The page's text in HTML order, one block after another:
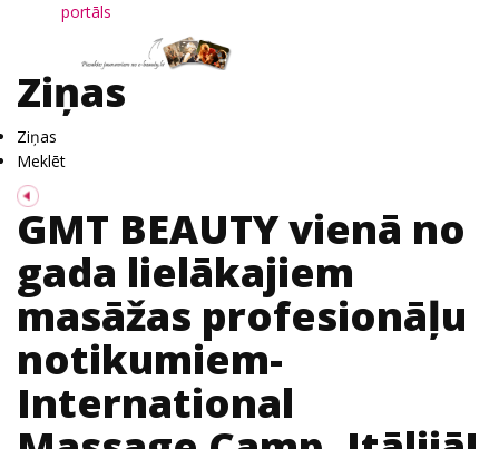
portāls
Ziņas
Ziņas
Meklēt
GMT BEAUTY vienā no
gada lielākajiem
masāžas profesionāļu
notikumiem-
International